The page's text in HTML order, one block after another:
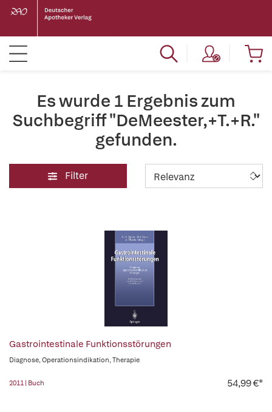
Es wurde 1 Ergebnis zum
Suchbegriff "DeMeester,+T.+R."
gefunden.
Filter
Gastrointestinale Funktionsstörungen
Diagnose, Operationsindikation, Therapie
2011 | Buch 54,99 €*